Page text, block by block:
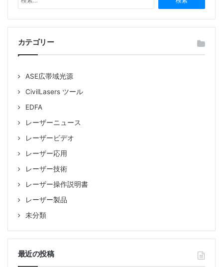
索
:
カテゴリー
ASE広帯域光源
CivilLasers ツール
EDFA
レーザーニュース
レーザービデオ
レーザー応用
レーザー技術
レーザー操作説明書
レーザー製品
未分類
最近の投稿